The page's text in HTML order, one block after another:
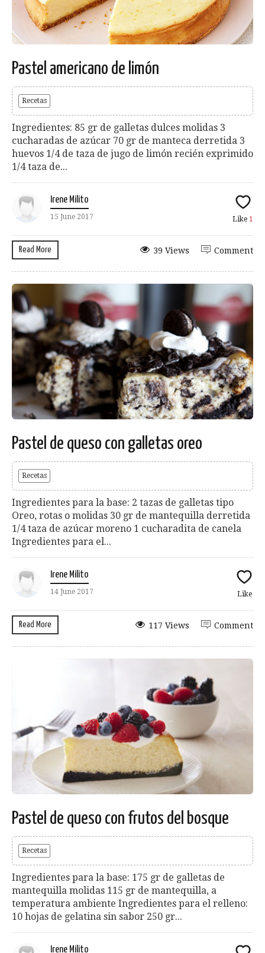
Pastel americano de limón
Recetas
Ingredientes: 85 gr de galletas dulces molidas 3
cucharadas de azúcar 70 gr de manteca derretida 3
huevos 1/4 de taza de jugo de limón recién exprimido
1/4 taza de...
Irene Milito
15 June 2017 Like 1
Read More Comment
39 Views
Pastel de queso con galletas oreo
Recetas
Ingredientes para la base: 2 tazas de galletas tipo
Oreo, rotas o molidas 30 gr de mantequilla derretida
1/4 taza de azúcar moreno 1 cucharadita de canela
Ingredientes para el...
Irene Milito
14 June 2017 Like
Read More Comment
117 Views
Pastel de queso con frutos del bosque
Recetas
Ingredientes para la base: 175 gr de galletas de
mantequilla molidas 115 gr de mantequilla, a
temperatura ambiente Ingredientes para el relleno:
10 hojas de gelatina sin sabor 250 gr...
Irene Milito